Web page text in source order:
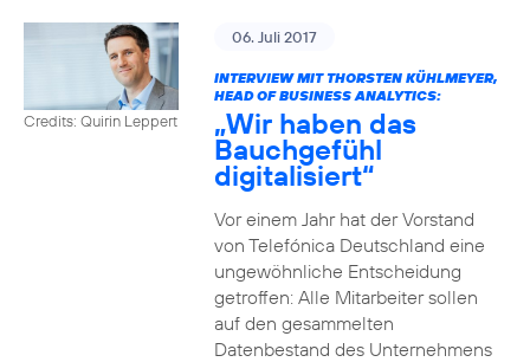
Credits: Quirin Leppert
06. Juli 2017
INTERVIEW MIT THORSTEN KÜHLMEYER,
HEAD OF BUSINESS ANALYTICS:
„Wir haben das
Bauchgefühl
digitalisiert“
Vor einem Jahr hat der Vorstand
von Telefónica Deutschland eine
ungewöhnliche Entscheidung
getroffen: Alle Mitarbeiter sollen
auf den gesammelten
Datenbestand des Unternehmens